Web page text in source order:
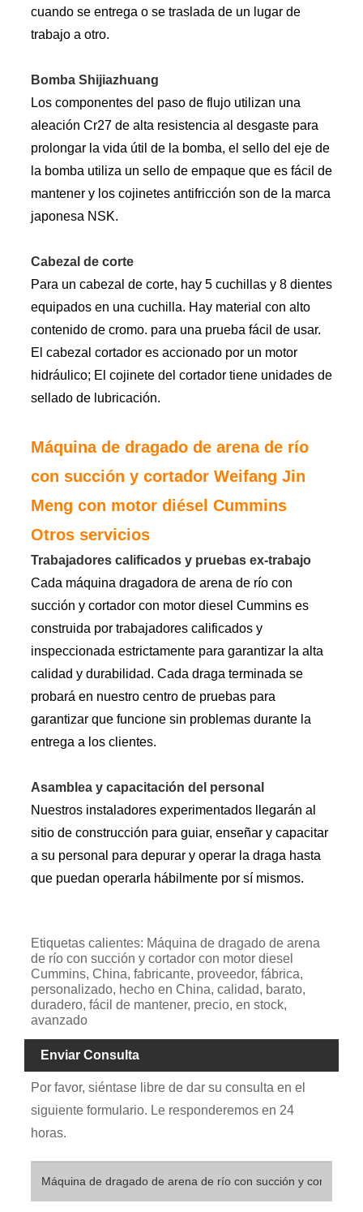
cuando se entrega o se traslada de un lugar de
trabajo a otro.
Bomba Shijiazhuang
Los componentes del paso de flujo utilizan una
aleación Cr27 de alta resistencia al desgaste para
prolongar la vida útil de la bomba, el sello del eje de
la bomba utiliza un sello de empaque que es fácil de
mantener y los cojinetes antifricción son de la marca
japonesa NSK.
Cabezal de corte
Para un cabezal de corte, hay 5 cuchillas y 8 dientes
equipados en una cuchilla. Hay material con alto
contenido de cromo. para una prueba fácil de usar.
El cabezal cortador es accionado por un motor
hidráulico; El cojinete del cortador tiene unidades de
sellado de lubricación.
Máquina de dragado de arena de río
con succión y cortador Weifang Jin
Meng con motor diésel Cummins
Otros servicios
Trabajadores calificados y pruebas ex-trabajo
Cada máquina dragadora de arena de río con
succión y cortador con motor diesel Cummins es
construida por trabajadores calificados y
inspeccionada estrictamente para garantizar la alta
calidad y durabilidad. Cada draga terminada se
probará en nuestro centro de pruebas para
garantizar que funcione sin problemas durante la
entrega a los clientes.
Asamblea y capacitación del personal
Nuestros instaladores experimentados llegarán al
sitio de construcción para guiar, enseñar y capacitar
a su personal para depurar y operar la draga hasta
que puedan operarla hábilmente por sí mismos.
Etiquetas calientes: Máquina de dragado de arena
de río con succión y cortador con motor diesel
Cummins, China, fabricante, proveedor, fábrica,
personalizado, hecho en China, calidad, barato,
duradero, fácil de mantener, precio, en stock,
avanzado
Enviar Consulta
Por favor, siéntase libre de dar su consulta en el
siguiente formulario. Le responderemos en 24
horas.